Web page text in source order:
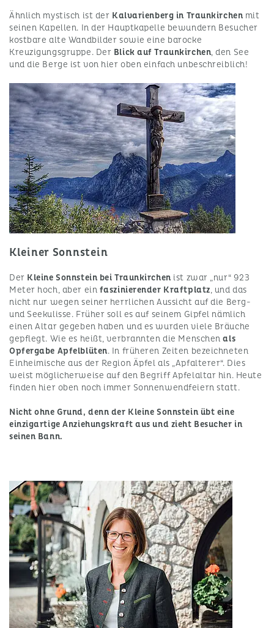
Ähnlich mystisch ist der Kalvarienberg in Traunkirchen mit
seinen Kapellen. In der Hauptkapelle bewundern Besucher
kostbare alte Wandbilder sowie eine barocke
Kreuzigungsgruppe. Der Blick auf Traunkirchen, den See
und die Berge ist von hier oben einfach unbeschreiblich!
Kleiner Sonnstein
Der Kleine Sonnstein bei Traunkirchen ist zwar „nur“ 923
Meter hoch, aber ein faszinierender Kraftplatz, und das
nicht nur wegen seiner herrlichen Aussicht auf die Berg-
und Seekulisse. Früher soll es auf seinem Gipfel nämlich
einen Altar gegeben haben und es wurden viele Bräuche
gepflegt. Wie es heißt, verbrannten die Menschenals
Opfergabe Apfelblüten. In früheren Zeiten bezeichneten
Einheimische aus der Region Äpfel als „Apfalterer“. Dies
weist möglicherweise auf den Begriff Apfelaltar hin. Heute
finden hier oben noch immer Sonnenwendfeiern statt.
Nicht ohne Grund, denn der Kleine Sonnstein übt eine
einzigartige Anziehungskraft aus und zieht Besucher in
seinen Bann.